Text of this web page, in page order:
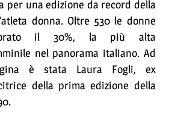
per una edizione da record della
donna. Oltre 530 le donne
il 30%, la più alta
nel panorama italiano. Ad
è stata Laura Fogli, ex
della prima edizione della